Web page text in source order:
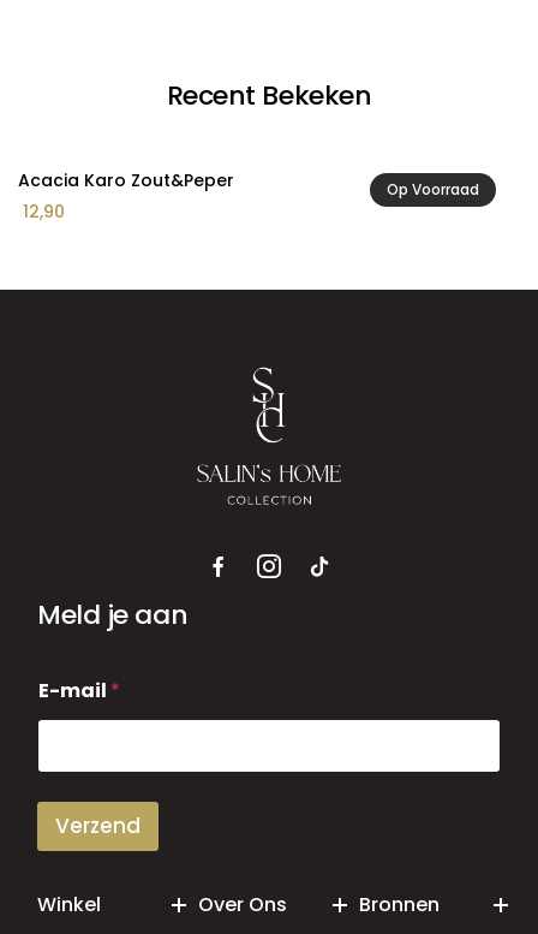
Recent Bekeken
Op Voorraad
Acacia Karo Zout&Peper
12,90
Meld je aan
-
m
i
E-mail *
Verzend
Winkel Over Ons Bronnen